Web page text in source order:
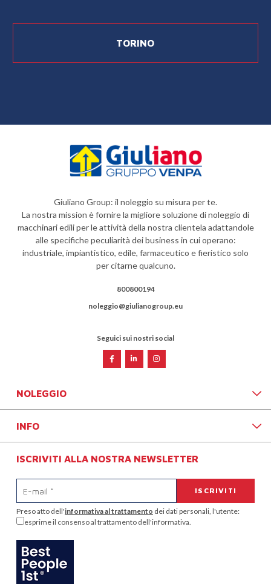
TORINO
Giuliano Group: il noleggio su misura per te.
La nostra mission è fornire la migliore soluzione di noleggio di
macchinari edili per le attività della nostra clientela adattandole
alle specifiche peculiarità dei business in cui operano:
industriale, impiantistico, edile, farmaceutico e fieristico solo
per citarne qualcuno.
800800194
noleggio@giulianogroup.eu
Seguici sui nostri social
NOLEGGIO
INFO
ISCRIVITI ALLA NOSTRA NEWSLETTER
Preso atto dell'informativa al trattamento dei dati personali, l'utente:
esprime il consenso al trattamento dell'informativa.